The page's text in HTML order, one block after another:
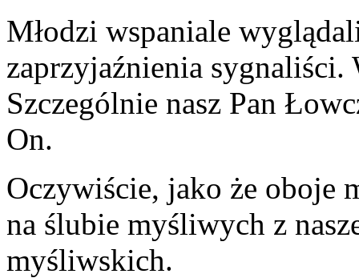
Młodzi wspaniale
zaprzyjaźnienia sygnaliści.
Szczególnie nasz Pan
On.
Oczywiście, jako że oboje
na ślubie myśliwych z
myśliwskich.